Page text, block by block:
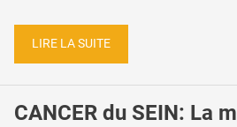
LIRE LA SUITE
CANCER du SEIN: La